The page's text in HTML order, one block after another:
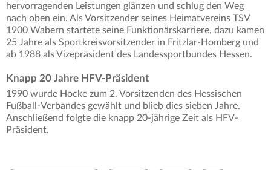
hervorragenden Leistungen glänzen und schlug den Weg
nach oben ein. Als Vorsitzender seines Heimatvereins TSV
1900 Wabern startete seine Funktionärskarriere, dazu kamen
25 Jahre als Sportkreisvorsitzender in Fritzlar-Homberg und
ab 1988 als Vizepräsident des Landessportbundes Hessen.
Knapp 20 Jahre HFV-Präsident
1990 wurde Hocke zum 2. Vorsitzenden des Hessischen
Fußball-Verbandes gewählt und blieb dies sieben Jahre.
Anschließend folgte die knapp 20-jährige Zeit als HFV-
Präsident.